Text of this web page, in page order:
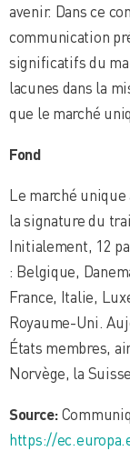
avenir. Dans ce
communication
significatifs du
lacunes dans la
que le marché
Fond
Le marché
la signature du
Initialement, 12
: Belgique,
France, Italie,
Royaume-Uni.
États membres,
Norvège, la
Source:
https://